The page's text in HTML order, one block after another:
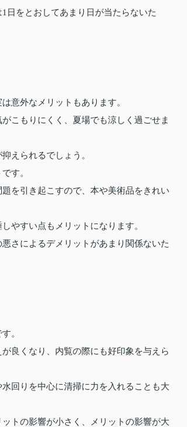
日をとおしてあまり日が当たらないた
意外なメリットもあります。
こもりにくく、夏場でも涼しく過ごせま
えられるでしょう。
す。
を引き起こすので、本や美術品をきれい
やすい点もメリットになります。
さによるデメリットがあまり関係ないた
。
良くなり、内覧の際にも好印象を与えら
回りを中心に清掃に力を入れることも大
トの影響が小さく、メリットの影響が大